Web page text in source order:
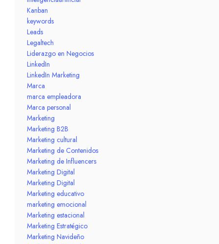
Kanban
keywords
Leads
Legaltech
Liderazgo en Negocios
LinkedIn
LinkedIn Marketing
Marca
marca empleadora
Marca personal
Marketing
Marketing B2B
Marketing cultural
Marketing de Contenidos
Marketing de Influencers
Marketing Digital
Marketing Digital
Marketing educativo
marketing emocional
Marketing estacional
Marketing Estratégico
Marketing Navideño